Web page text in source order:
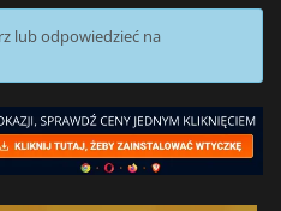
lub odpowiedzieć na